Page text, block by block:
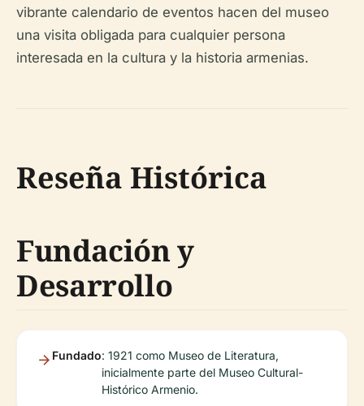
vibrante calendario de eventos hacen del museo
una visita obligada para cualquier persona
interesada en la cultura y la historia armenias.
Reseña Histórica
Fundación y
Desarrollo
Fundado: 1921 como Museo de Literatura,
inicialmente parte del Museo Cultural-
Histórico Armenio.